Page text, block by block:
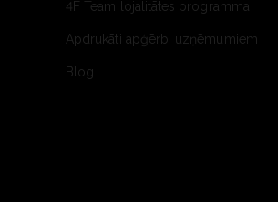
4F Team lojalitātes programma
Apdrukāti apģērbi uzņēmumiem
Blog